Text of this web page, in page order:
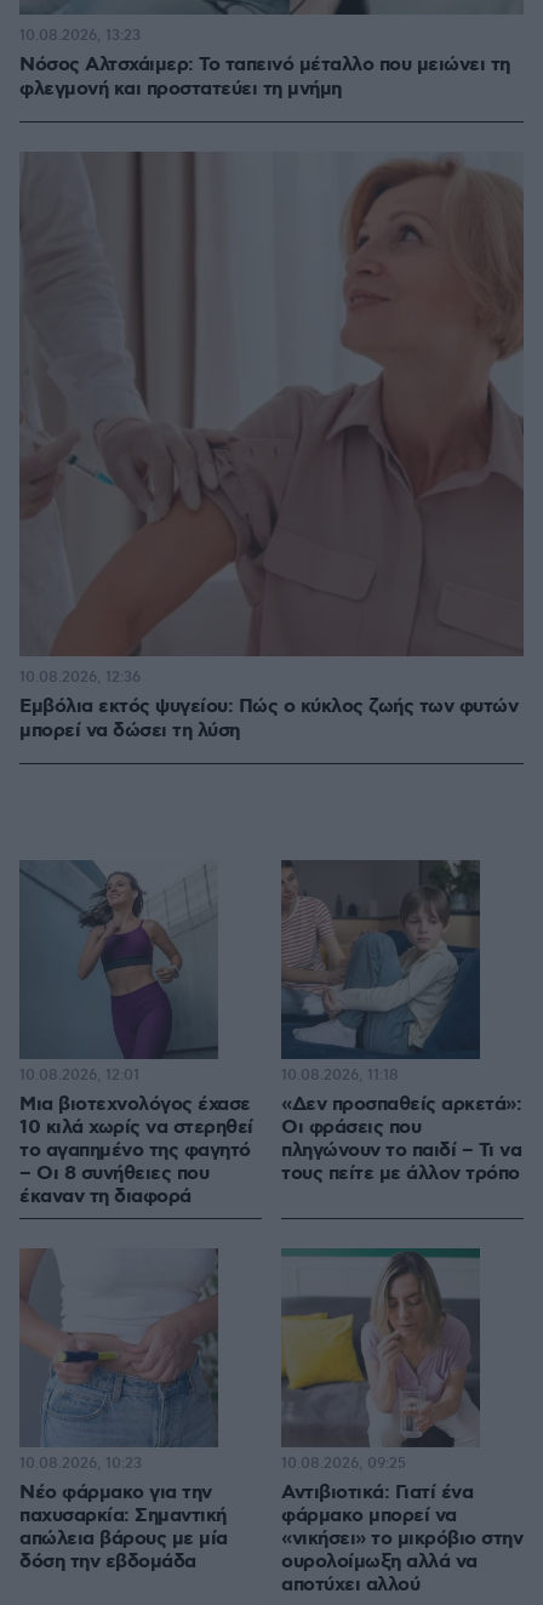
Νόσος Αλτσχάιμερ: Το ταπεινό μέταλλο που μειώνει τη
φλεγμονή και προστατεύει τη μνήμη
10.08.2026, 13:23
Εμβόλια εκτός ψυγείου: Πώς ο κύκλος ζωής των φυτών
μπορεί να δώσει τη λύση
10.08.2026, 12:36
Μια βιοτεχνολόγος έχασε
10 κιλά χωρίς να στερηθεί
το αγαπημένο της φαγητό
– Οι 8 συνήθειες που
έκαναν τη διαφορά
10.08.2026, 12:01
«Δεν προσπαθείς αρκετά»:
Οι φράσεις που
πληγώνουν το παιδί – Τι να
τους πείτε με άλλον τρόπο
10.08.2026, 11:18
Νέο φάρμακο για την
παχυσαρκία: Σημαντική
απώλεια βάρους με μία
δόση την εβδομάδα
10.08.2026, 10:23
Αντιβιοτικά: Γιατί ένα
φάρμακο μπορεί να
«νικήσει» το μικρόβιο στην
ουρολοίμωξη αλλά να
αποτύχει αλλού
10.08.2026, 09:25